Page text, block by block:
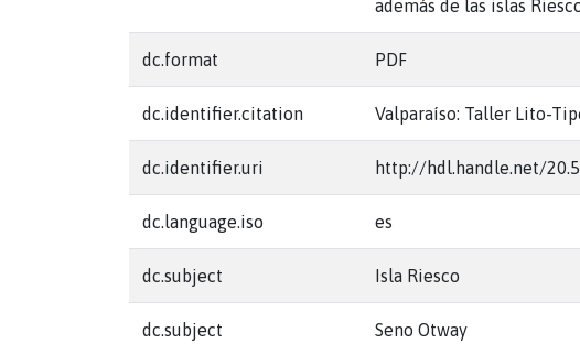
además de las islas
dc.format PDF
dc.identifier.citation Valparaíso: Taller Lito-
dc.identifier.uri http://hdl.handle.net/
dc.language.iso es
dc.subject Isla Riesco
dc.subject Seno Otway